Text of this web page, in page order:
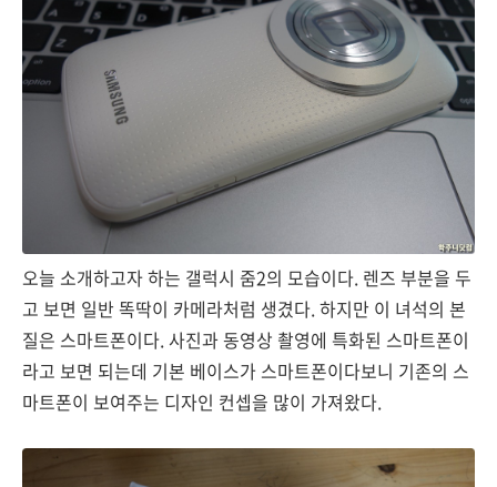
오늘 소개하고자 하는 갤럭시 줌2의 모습이다. 렌즈 부분을 두
고 보면 일반 똑딱이 카메라처럼 생겼다. 하지만 이 녀석의 본
질은 스마트폰이다. 사진과 동영상 촬영에 특화된 스마트폰이
라고 보면 되는데 기본 베이스가 스마트폰이다보니 기존의 스
마트폰이 보여주는 디자인 컨셉을 많이 가져왔다.